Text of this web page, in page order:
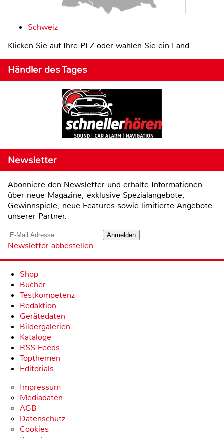
Schweiz
Klicken Sie auf Ihre PLZ oder wählen Sie ein Land
Händler des Tages
Newsletter
Abonniere den Newsletter und erhalte Informationen
über neue Magazine, exklusive Spezialangebote,
Gewinnspiele, neue Features sowie limitierte Angebote
unserer Partner.
Newsletter abbestellen
Shop
Bücher
Testkompetenz
Redaktion
Gerätedaten
Bildergalerien
Kataloge
RSS-Feeds
Topthemen
Editorials
Impressum
Mediadaten
AGB
Datenschutz
Cookies